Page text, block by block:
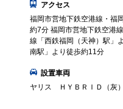
アクセス
福岡市営地下鉄空港線・福
約7分 福岡市営地下鉄空港
線「西鉄福岡（天神）駅」
南駅」より徒歩約11分
設置車両
ヤリス ＨＹＢＲＩＤ（灰）